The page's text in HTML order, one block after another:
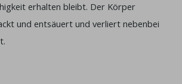
erhalten bleibt. Der Körper
und entsäuert und verliert nebenbei